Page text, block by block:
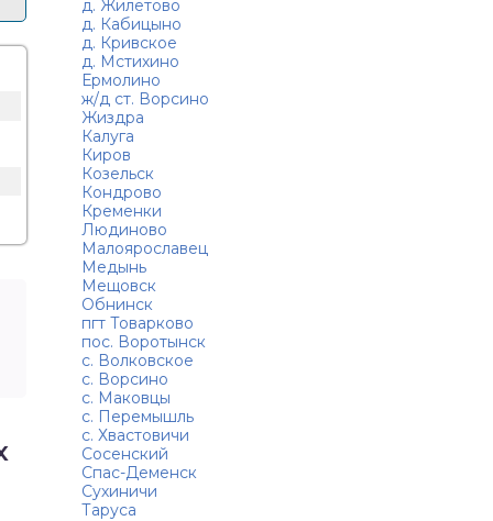
д. Жилетово
д. Кабицыно
д. Кривское
д. Мстихино
Ермолино
ж/д ст. Ворсино
Жиздра
Калуга
Киров
Козельск
Кондрово
Кременки
Людиново
Малоярославец
Медынь
Мещовск
Обнинск
пгт Товарково
пос. Воротынск
с. Волковское
с. Ворсино
с. Маковцы
с. Перемышль
с. Хвастовичи
Сосенский
Спас-Деменск
Сухиничи
Таруса